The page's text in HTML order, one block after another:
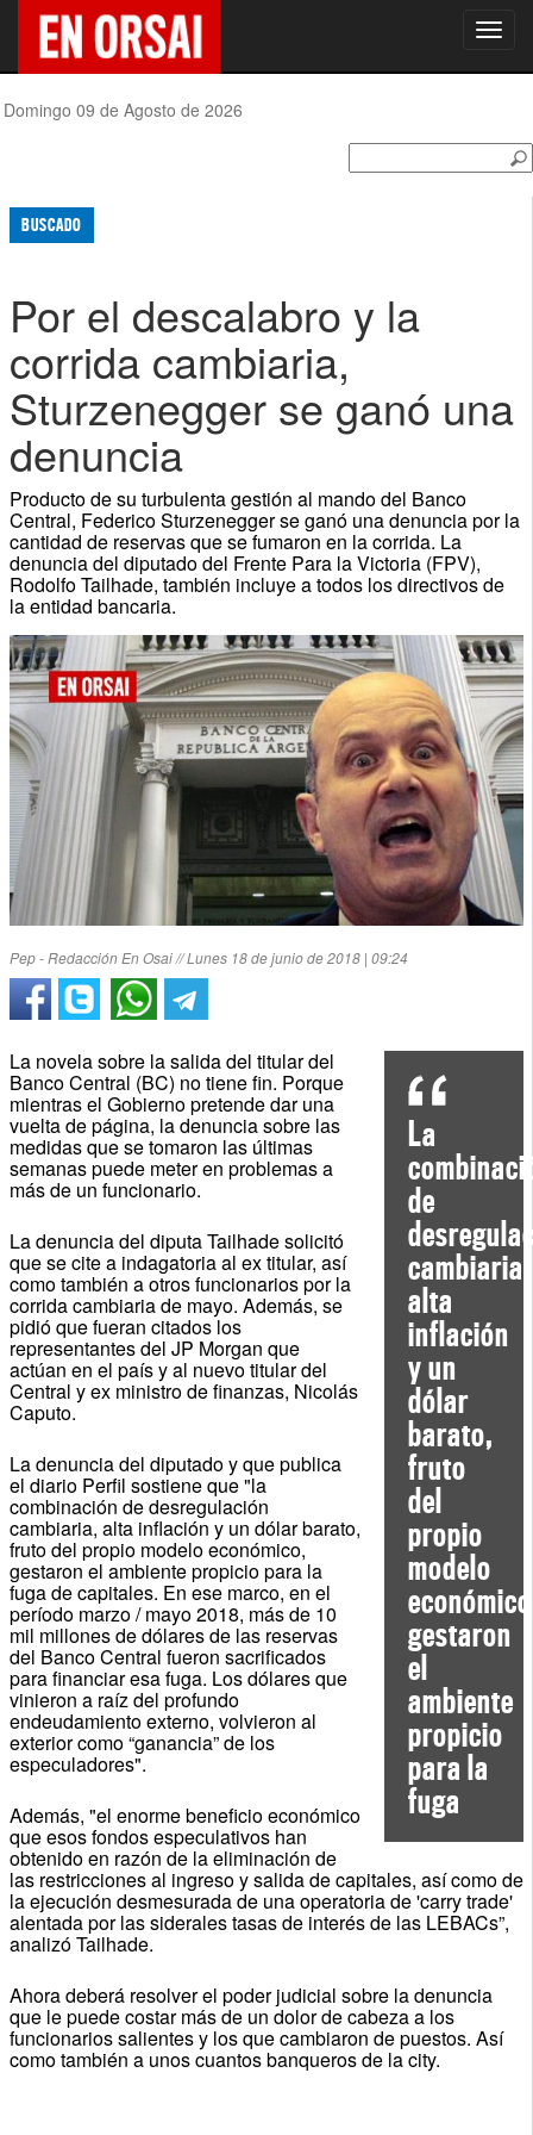
Domingo 09 de Agosto de 2026
BUSCADO
Por el descalabro y la
corrida cambiaria,
Sturzenegger se ganó una
denuncia
Producto de su turbulenta gestión al mando del Banco
Central, Federico Sturzenegger se ganó una denuncia por la
cantidad de reservas que se fumaron en la corrida. La
denuncia del diputado del Frente Para la Victoria (FPV),
Rodolfo Tailhade, también incluye a todos los directivos de
la entidad bancaria.
Pep - Redacción En Osai // Lunes 18 de junio de 2018 | 09:24
La
de
cambiaria,
alta
inflación
y un
dólar
barato,
fruto
del
propio
modelo
gestaron
el
ambiente
propicio
para la
fuga
La novela sobre la salida del titular del
Banco Central (BC) no tiene fin. Porque
mientras el Gobierno pretende dar una
vuelta de página, la denuncia sobre las
medidas que se tomaron las últimas
semanas puede meter en problemas a
más de un funcionario.
La denuncia del diputa Tailhade solicitó
que se cite a indagatoria al ex titular, así
como también a otros funcionarios por la
corrida cambiaria de mayo. Además, se
pidió que fueran citados los
representantes del JP Morgan que
actúan en el país y al nuevo titular del
Central y ex ministro de finanzas, Nicolás
Caputo.
La denuncia del diputado y que publica
el diario Perfil sostiene que "la
combinación de desregulación
cambiaria, alta inflación y un dólar barato,
fruto del propio modelo económico,
gestaron el ambiente propicio para la
fuga de capitales. En ese marco, en el
período marzo / mayo 2018, más de 10
mil millones de dólares de las reservas
del Banco Central fueron sacrificados
para financiar esa fuga. Los dólares que
vinieron a raíz del profundo
endeudamiento externo, volvieron al
exterior como “ganancia” de los
especuladores".
Además, "el enorme beneficio económico
que esos fondos especulativos han
obtenido en razón de la eliminación de
las restricciones al ingreso y salida de capitales, así como de
la ejecución desmesurada de una operatoria de 'carry trade'
alentada por las siderales tasas de interés de las LEBACs”,
analizó Tailhade.
Ahora deberá resolver el poder judicial sobre la denuncia
que le puede costar más de un dolor de cabeza a los
funcionarios salientes y los que cambiaron de puestos. Así
como también a unos cuantos banqueros de la city.